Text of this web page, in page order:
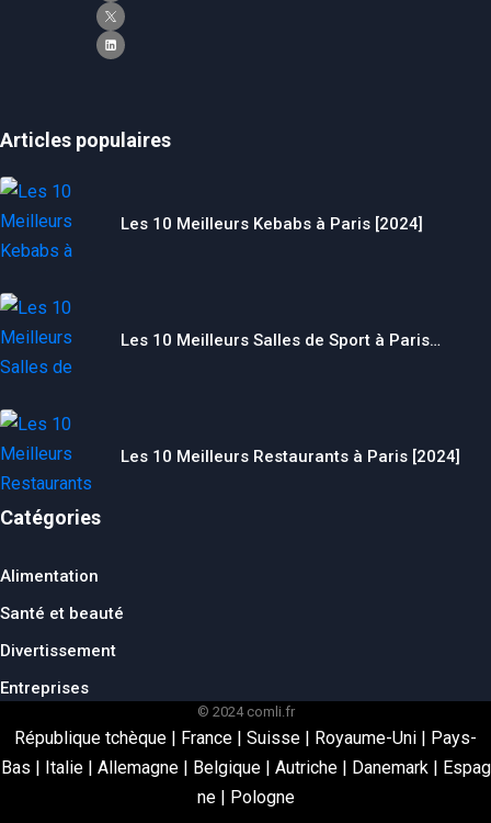
Articles populaires
Les 10 Meilleurs Kebabs à Paris [2024]
Les 10 Meilleurs Salles de Sport à Paris…
Les 10 Meilleurs Restaurants à Paris [2024]
Catégories
Alimentation
Santé et beauté
Divertissement
Entreprises
© 2024 comli.fr
République tchèque | France | Suisse | Royaume-Uni | Pays-
Bas | Italie| Allemagne| Belgique| Autriche| Danemark | Espag
ne| Pologne